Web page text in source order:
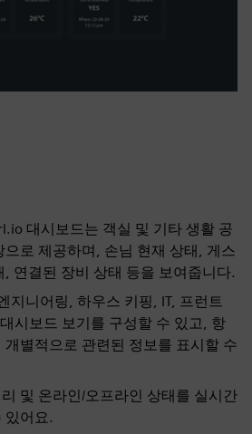
대시보드는 객실 및 기타 생활 공
으로 제공하며, 손님 현재 상태, 게스
, 연결된 장비 상태 등을 보여줍니다.
지니어링, 하우스 키핑, IT, 프런트
시보드 보기를 구성할 수 있고, 항
개별적으로 관련된 정보를 표시할 수
및 온라인/오프라인 상태를 실시간
있어요.